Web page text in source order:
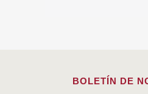
BOLETÍN DE